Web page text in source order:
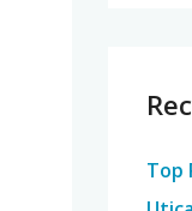
c
f
Top